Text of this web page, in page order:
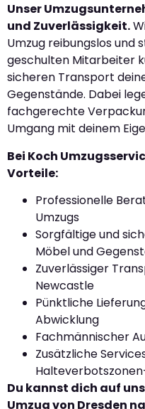
Unser
und Zuverlässigkeit.
Umzug reibungslos und
geschulten Mitarbeiter
sicheren Transport
Gegenstände. Dabei
fachgerechte
Umgang mit deinem
Bei Koch
Vorteile:
Professionelle
Umzugs
Sorgfältige und
Möbel und
Zuverlässiger
Newcastle
Pünktliche
Abwicklung
Fachmännischer
Zusätzliche
Du kannst dich auf
Umzug von Dresden